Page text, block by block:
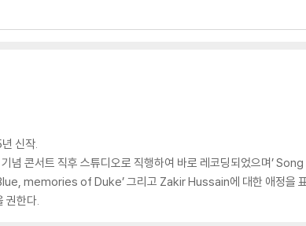
신작.
콘서트 직후 스튜디오로 직행하여 바로 레코딩되었으며’
memories of Duke’ 그리고 Zakir Hussain에 대한 애정을
권한다.